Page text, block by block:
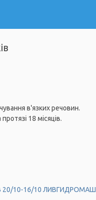
в'язких речовин.
18 місяців.
20/10-16/10 ЛИВГИДРОМАШ